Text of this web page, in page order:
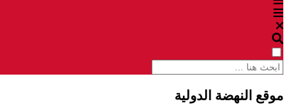
موقع النهضة الدولية